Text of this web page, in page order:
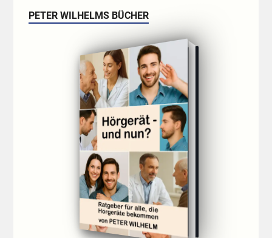
PETER WILHELMS BÜCHER